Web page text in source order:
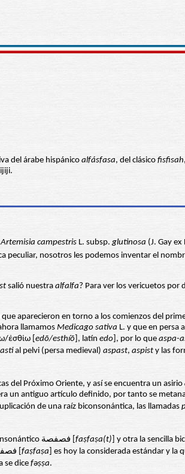
del árabe hispánico alfásfasa, del clásico fisfisah
Artemisia campestris L. subsp.glutinosa (J. Gay
peculiar, nosotros les podemos inventar el
salió nuestra alfalfa? Para ver los vericuetos por
aparecieron en torno a los comienzos del
llamamos Medicago sativa L. y que en persa
ἐσθίω [ edō/esthíō ], latín edo ], por lo que aspa-
al pelvi (persa medieval) aspast, aspist y las
del Próximo Oriente, y así se encuentra un asirio
un antiguo artículo definido, por tanto se
de una raíz biconsonántica, las llamadas
faṣfaṣa(t) ] y otra la sencilla
faṣfaṣa ] es hoy la considerada estándar y
se dice fəṣṣa.